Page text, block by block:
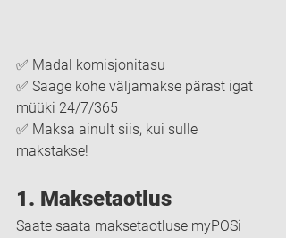
✅ Madal komisjonitasu
✅ Saage kohe väljamakse pärast igat
müüki 24/7/365
✅ Maksa ainult siis, kui sulle
makstakse!
1. Maksetaotlus
Saate saata maksetaotluse myPOSi